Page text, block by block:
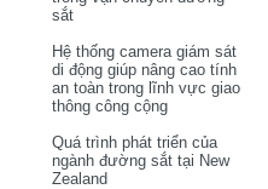
sắt
Hệ thống camera giám sát
di động giúp nâng cao tính
an toàn trong lĩnh vực giao
thông công cộng
Quá trình phát triển của
ngành đường sắt tại New
Zealand